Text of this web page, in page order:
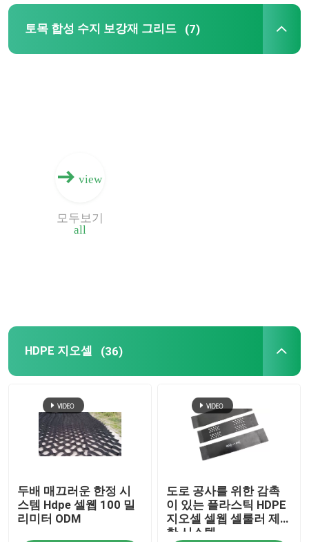
토목 합성 수지 보강재 그리드 (7)
view
all
모두보기
HDPE 지오셀 (36)
두배 매끄러운 한정 시
스템 Hdpe 셀웹 100 밀
리미터 ODM
도로 공사를 위한 감촉
이 있는 플라스틱 HDPE
지오셀 셀웹 셀룰러 제
한 시스템